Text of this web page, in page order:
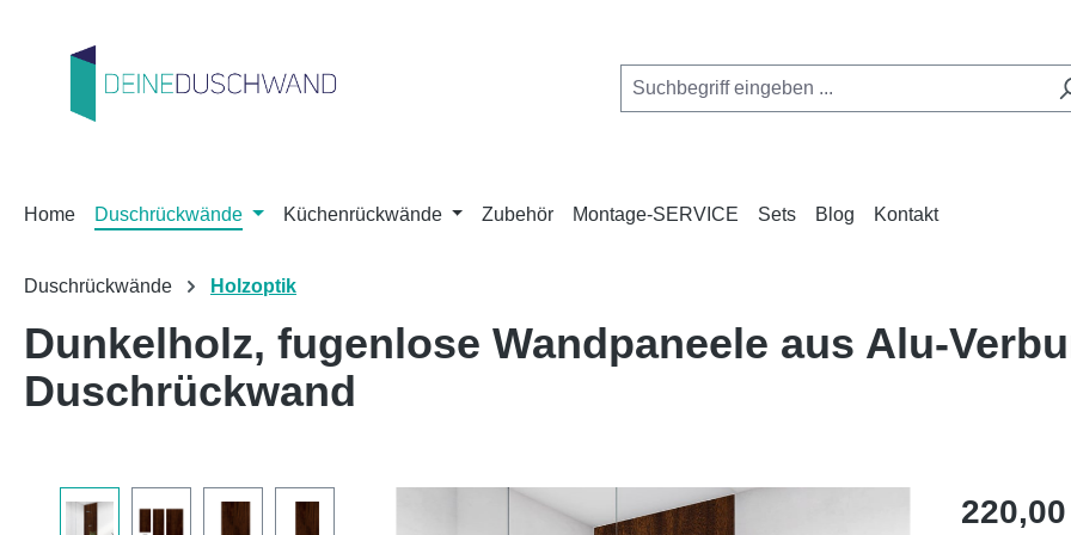
Home Duschrückwände Küchenrückwände Zubehör Montage-SERVICE Sets Blog Kontakt
Duschrückwände Holzoptik
Dunkelholz, fugenlose Wandpaneele aus Alu-
Duschrückwand
Regulärer